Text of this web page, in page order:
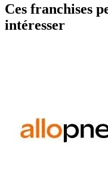
Ces franchises
intéresser